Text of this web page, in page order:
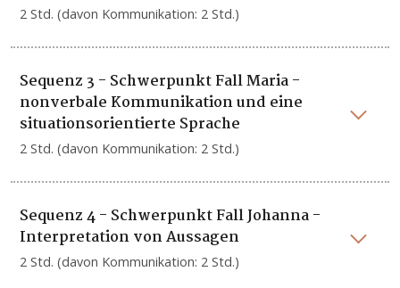
2 Std. (davon Kommunikation: 2 Std.)
Sequenz 3 - Schwerpunkt Fall Maria -
nonverbale Kommunikation und eine
situationsorientierte Sprache
2 Std. (davon Kommunikation: 2 Std.)
Sequenz 4 - Schwerpunkt Fall Johanna -
Interpretation von Aussagen
2 Std. (davon Kommunikation: 2 Std.)